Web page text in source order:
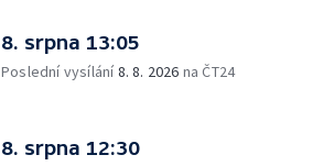
8. srpna 13:05
Poslední vysílání8. 8. 2026 na ČT24
8. srpna 12:30